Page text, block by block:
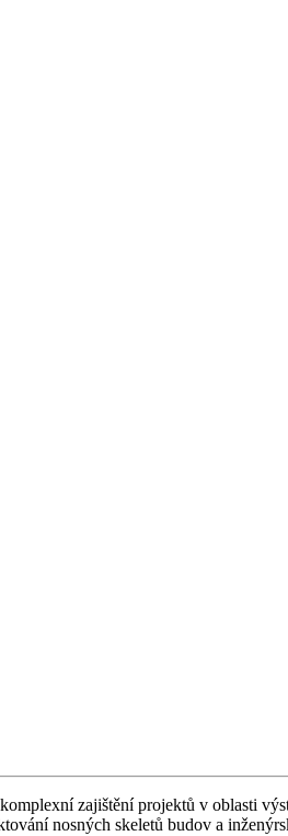
zajištění projektů v oblasti
nosných skeletů budov a